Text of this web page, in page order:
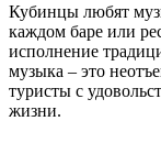
Кубинцы любят
каждом баре или
исполнение
музыка – это
туристы с
жизни.